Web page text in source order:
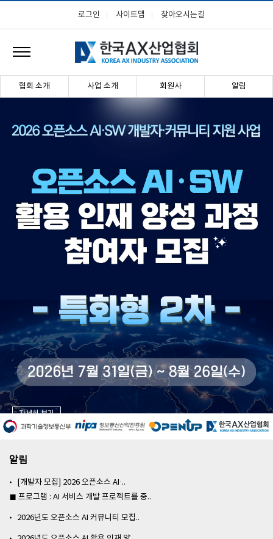
로그인 사이트맵 찾아오시는길
협회 소개 사업 소개 회원사 알림
자세히 보기
알림
[개발자 모집] 2026 오픈소스 AI·..
■ 프로그램 : AI 서비스 개발 프로젝트를 중..
2026년도 오픈소스 AI 커뮤니티 모집..